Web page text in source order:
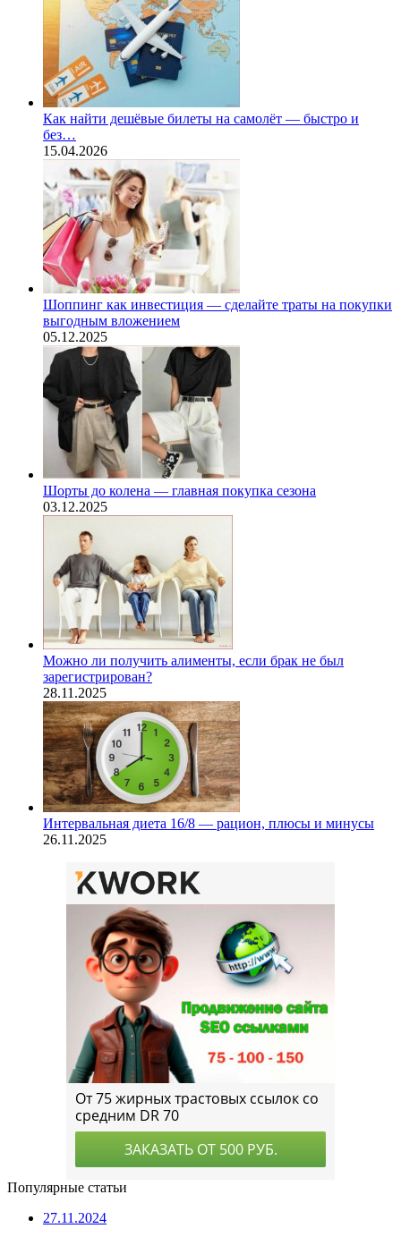
Как найти дешёвые билеты на самолёт — быстро и
без…
15.04.2026
Шоппинг как инвестиция — сделайте траты на покупки
выгодным вложением
05.12.2025
Шорты до колена — главная покупка сезона
03.12.2025
Можно ли получить алименты, если брак не был
зарегистрирован?
28.11.2025
Интервальная диета 16/8 — рацион, плюсы и минусы
26.11.2025
Популярные статьи
27.11.2024